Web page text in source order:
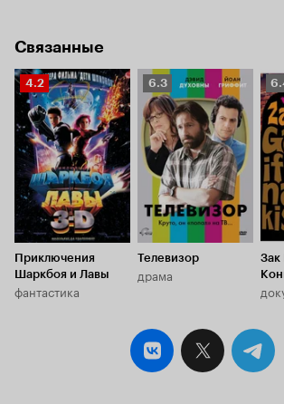
Связанные
Рейтинг
Кинопоиска
4.2
4.2
Приключения
Шаркбоя и Лавы
фантастика
Рейтинг
Кинопоиска
6.3
6.3
Телевизор
драма
Зак